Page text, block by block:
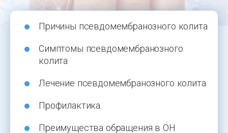
Причины псевдомембранозного колита
Симптомы псевдомембранозного
колита
Лечение псевдомембранозного колита
Профилактика
Преимущества обращения в ОН